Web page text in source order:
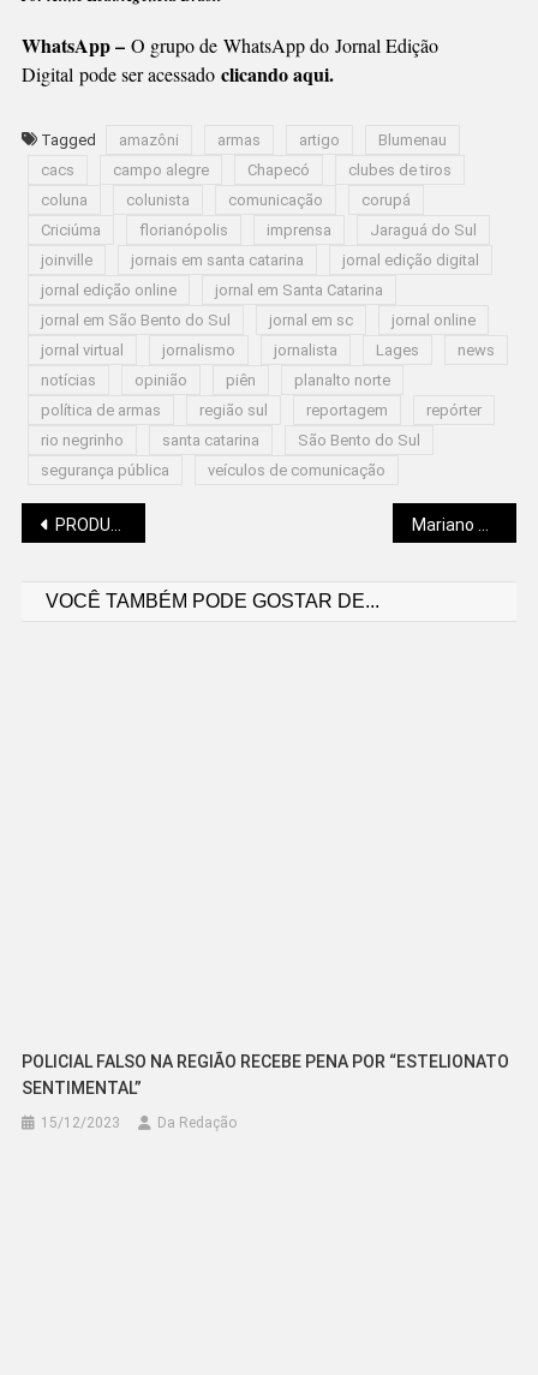
WhatsApp – O grupo de WhatsApp do Jornal Edição
Digital pode ser acessado clicando aqui.
Tagged amazôni armas artigo
Blumenau
cacs
campo alegre Chapecó
clubes de tiros
coluna
colunista comunicação
corupá
Criciúma
florianópolis imprensa
Jaraguá do Sul
joinville
jornais em santa catarina
jornal edição digital
jornal edição online
jornal em Santa Catarina
jornal em São Bento do Sul
jornal em sc
jornal online
jornal virtual
jornalismo jornalista Lages
news
notícias
opinião piên
planalto norte
política de armas
região sul reportagem
repórter
rio negrinho
santa catarina
São Bento do Sul
segurança pública
veículos de comunicação
Navegação
PRODUTOS APREENDIDOS EM SC AJUDAM NA CONSTRUÇÃO DE CADEIRAS DE RODAS E MULETAS Mariano Soltys: “DESENROLA BRASIL”, O PROGRAMA QUE VEM EM BOA HORA
VOCÊ TAMBÉM PODE GOSTAR DE...
POLICIAL FALSO NA REGIÃO RECEBE PENA POR “ESTELIONATO
SENTIMENTAL”
15/12/2023 Da Redação